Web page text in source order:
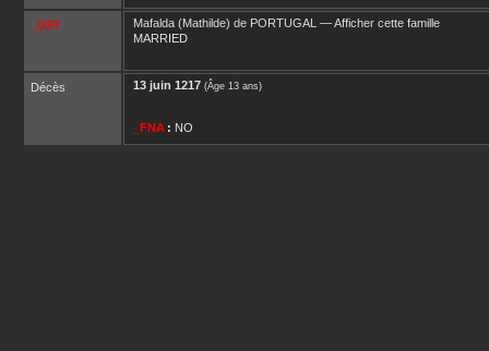
_UST Mafalda (Mathilde) de PORTUGAL —Afficher cette famille
MARRIED
Décès 13 juin 1217 (Âge 13 ans)
_FNA : NO